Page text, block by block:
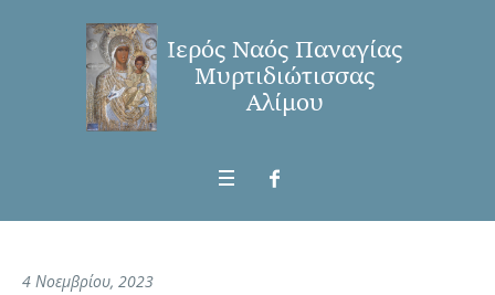
4 Νοεμβρίου, 2023